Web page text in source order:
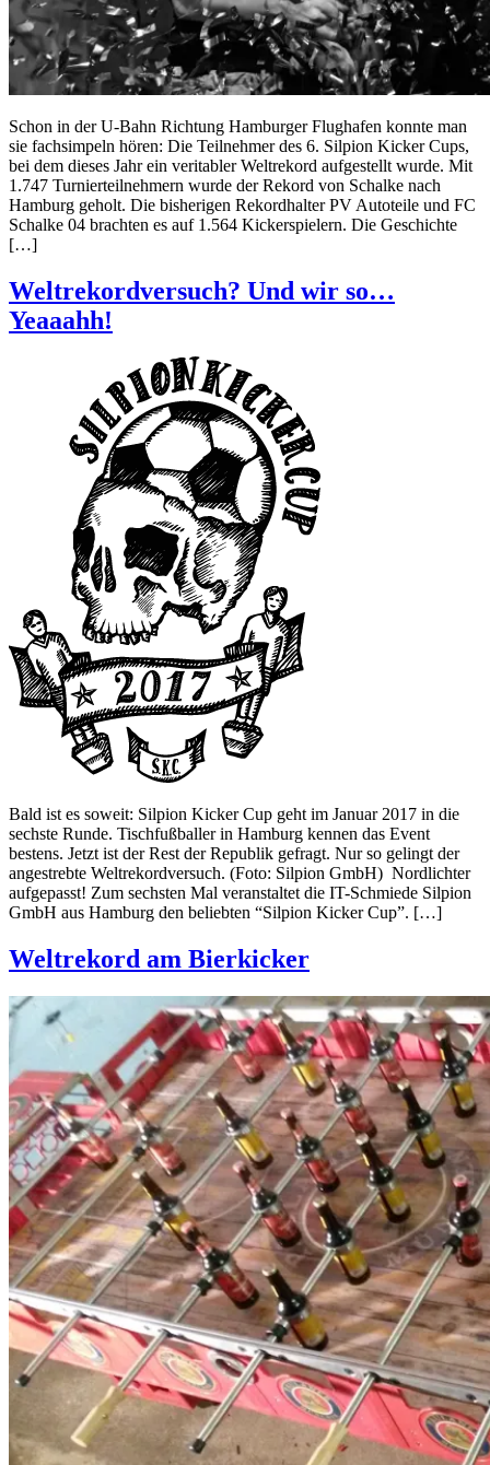
Schon in der U-Bahn Richtung Hamburger Flughafen konnte man
sie fachsimpeln hören: Die Teilnehmer des 6. Silpion Kicker Cups,
bei dem dieses Jahr ein veritabler Weltrekord aufgestellt wurde. Mit
1.747 Turnierteilnehmern wurde der Rekord von Schalke nach
Hamburg geholt. Die bisherigen Rekordhalter PV Autoteile und FC
Schalke 04 brachten es auf 1.564 Kickerspielern. Die Geschichte
[…]
Weltrekordversuch? Und wir so…
Yeaaahh!
Bald ist es soweit: Silpion Kicker Cup geht im Januar 2017 in die
sechste Runde. Tischfußballer in Hamburg kennen das Event
bestens. Jetzt ist der Rest der Republik gefragt. Nur so gelingt der
angestrebte Weltrekordversuch. (Foto: Silpion GmbH) Nordlichter
aufgepasst! Zum sechsten Mal veranstaltet die IT-Schmiede Silpion
GmbH aus Hamburg den beliebten “Silpion Kicker Cup”. […]
Weltrekord am Bierkicker